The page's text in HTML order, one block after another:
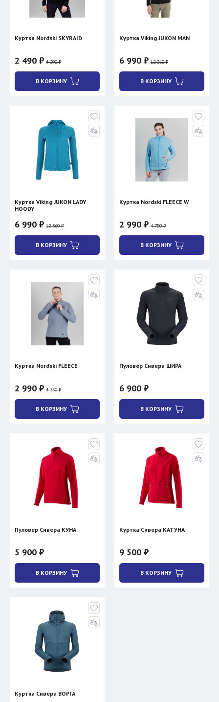
Куртка Nordski SKYRAID
2 490 ₽ 4 290 ₽
В КОРЗИНУ
Куртка Viking JUKON MAN
6 990 ₽ 12 360 ₽
В КОРЗИНУ
Куртка Viking JUKON LADY
HOODY
6 990 ₽ 12 360 ₽
В КОРЗИНУ
Куртка Nordski FLEECE W
2 990 ₽ 4 750 ₽
В КОРЗИНУ
Куртка Nordski FLEECE
2 990 ₽ 4 750 ₽
В КОРЗИНУ
Пуловер Сивера ШИРА
6 900 ₽
В КОРЗИНУ
Пуловер Сивера КУНА
5 900 ₽
В КОРЗИНУ
Куртка Сивера КАТУНА
9 500 ₽
В КОРЗИНУ
Куртка Сивера ВОРГА